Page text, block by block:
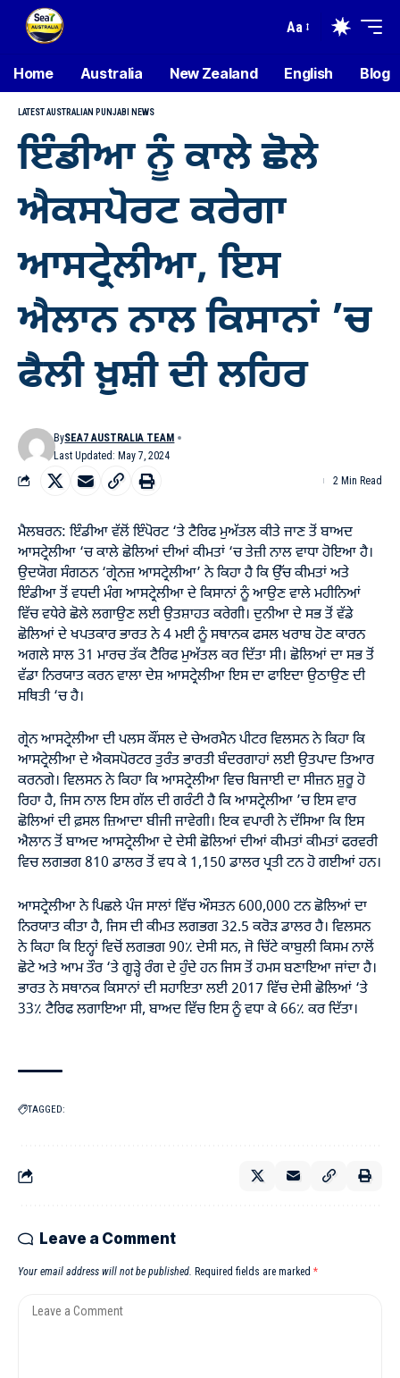
Aa
Home Australia New Zealand English Blog
LATEST AUSTRALIAN PUNJABI NEWS
ਇੰਡੀਆ ਨੂੰ ਕਾਲੇ ਛੋਲੇ
ਐਕਸਪੋਰਟ ਕਰੇਗਾ
ਆਸਟ੍ਰੇਲੀਆ, ਇਸ
ਐਲਾਨ ਨਾਲ ਕਿਸਾਨਾਂ ’ਚ
ਫੈਲੀ ਖ਼ੁਸ਼ੀ ਦੀ ਲਹਿਰ
Last Updated: May 7, 2024
BySEA7 AUSTRALIA TEAM
2 Min Read
ਮੈਲਬਰਨ: ਇੰਡੀਆ ਵੱਲੋਂ ਇੰਪੋਰਟ ‘ਤੇ ਟੈਰਿਫ ਮੁਅੱਤਲ ਕੀਤੇ ਜਾਣ ਤੋਂ ਬਾਅਦ
ਆਸਟ੍ਰੇਲੀਆ ‘ਚ ਕਾਲੇ ਛੋਲਿਆਂ ਦੀਆਂ ਕੀਮਤਾਂ ‘ਚ ਤੇਜ਼ੀ ਨਾਲ ਵਾਧਾ ਹੋਇਆ ਹੈ।
ਉਦਯੋਗ ਸੰਗਠਨ ‘ਗ੍ਰੇਨਜ਼ ਆਸਟ੍ਰੇਲੀਆ’ ਨੇ ਕਿਹਾ ਹੈ ਕਿ ਉੱਚ ਕੀਮਤਾਂ ਅਤੇ
ਇੰਡੀਆ ਤੋਂ ਵਧਦੀ ਮੰਗ ਆਸਟ੍ਰੇਲੀਆ ਦੇ ਕਿਸਾਨਾਂ ਨੂੰ ਆਉਣ ਵਾਲੇ ਮਹੀਨਿਆਂ
ਵਿੱਚ ਵਧੇਰੇ ਛੋਲੇ ਲਗਾਉਣ ਲਈ ਉਤਸ਼ਾਹਤ ਕਰੇਗੀ। ਦੁਨੀਆ ਦੇ ਸਭ ਤੋਂ ਵੱਡੇ
ਛੋਲਿਆਂ ਦੇ ਖਪਤਕਾਰ ਭਾਰਤ ਨੇ 4 ਮਈ ਨੂੰ ਸਥਾਨਕ ਫਸਲ ਖਰਾਬ ਹੋਣ ਕਾਰਨ
ਅਗਲੇ ਸਾਲ 31 ਮਾਰਚ ਤੱਕ ਟੈਰਿਫ ਮੁਅੱਤਲ ਕਰ ਦਿੱਤਾ ਸੀ। ਛੋਲਿਆਂ ਦਾ ਸਭ ਤੋਂ
ਵੱਡਾ ਨਿਰਯਾਤ ਕਰਨ ਵਾਲਾ ਦੇਸ਼ ਆਸਟ੍ਰੇਲੀਆ ਇਸ ਦਾ ਫਾਇਦਾ ਉਠਾਉਣ ਦੀ
ਸਥਿਤੀ ‘ਚ ਹੈ।
ਗ੍ਰੇਨ ਆਸਟ੍ਰੇਲੀਆ ਦੀ ਪਲਸ ਕੌਂਸਲ ਦੇ ਚੇਅਰਮੈਨ ਪੀਟਰ ਵਿਲਸਨ ਨੇ ਕਿਹਾ ਕਿ
ਆਸਟ੍ਰੇਲੀਆ ਦੇ ਐਕਸਪੋਰਟਰ ਤੁਰੰਤ ਭਾਰਤੀ ਬੰਦਰਗਾਹਾਂ ਲਈ ਉਤਪਾਦ ਤਿਆਰ
ਕਰਨਗੇ। ਵਿਲਸਨ ਨੇ ਕਿਹਾ ਕਿ ਆਸਟ੍ਰੇਲੀਆ ਵਿਚ ਬਿਜਾਈ ਦਾ ਸੀਜ਼ਨ ਸ਼ੁਰੂ ਹੋ
ਰਿਹਾ ਹੈ, ਜਿਸ ਨਾਲ ਇਸ ਗੱਲ ਦੀ ਗਰੰਟੀ ਹੈ ਕਿ ਆਸਟ੍ਰੇਲੀਆ ’ਚ ਇਸ ਵਾਰ
ਛੋਲਿਆਂ ਦੀ ਫ਼ਸਲ ਜ਼ਿਆਦਾ ਬੀਜੀ ਜਾਵੇਗੀ। ਇਕ ਵਪਾਰੀ ਨੇ ਦੱਸਿਆ ਕਿ ਇਸ
ਐਲਾਨ ਤੋਂ ਬਾਅਦ ਆਸਟ੍ਰੇਲੀਆ ਦੇ ਦੇਸੀ ਛੋਲਿਆਂ ਦੀਆਂ ਕੀਮਤਾਂ ਕੀਮਤਾਂ ਫਰਵਰੀ
ਵਿਚ ਲਗਭਗ 810 ਡਾਲਰ ਤੋਂ ਵਧ ਕੇ 1,150 ਡਾਲਰ ਪ੍ਰਤੀ ਟਨ ਹੋ ਗਈਆਂ ਹਨ।
ਆਸਟ੍ਰੇਲੀਆ ਨੇ ਪਿਛਲੇ ਪੰਜ ਸਾਲਾਂ ਵਿੱਚ ਔਸਤਨ 600,000 ਟਨ ਛੋਲਿਆਂ ਦਾ
ਨਿਰਯਾਤ ਕੀਤਾ ਹੈ, ਜਿਸ ਦੀ ਕੀਮਤ ਲਗਭਗ 32.5 ਕਰੋੜ ਡਾਲਰ ਹੈ। ਵਿਲਸਨ
ਨੇ ਕਿਹਾ ਕਿ ਇਨ੍ਹਾਂ ਵਿਚੋਂ ਲਗਭਗ 90٪ ਦੇਸੀ ਸਨ, ਜੋ ਚਿੱਟੇ ਕਾਬੁਲੀ ਕਿਸਮ ਨਾਲੋਂ
ਛੋਟੇ ਅਤੇ ਆਮ ਤੌਰ ‘ਤੇ ਗੂੜ੍ਹੇ ਰੰਗ ਦੇ ਹੁੰਦੇ ਹਨ ਜਿਸ ਤੋਂ ਹਮਸ ਬਣਾਇਆ ਜਾਂਦਾ ਹੈ।
ਭਾਰਤ ਨੇ ਸਥਾਨਕ ਕਿਸਾਨਾਂ ਦੀ ਸਹਾਇਤਾ ਲਈ 2017 ਵਿੱਚ ਦੇਸੀ ਛੋਲਿਆਂ ‘ਤੇ
33٪ ਟੈਰਿਫ ਲਗਾਇਆ ਸੀ, ਬਾਅਦ ਵਿੱਚ ਇਸ ਨੂੰ ਵਧਾ ਕੇ 66٪ ਕਰ ਦਿੱਤਾ।
TAGGED:
Leave a Comment
Your email address will not be published. Required fields are marked *